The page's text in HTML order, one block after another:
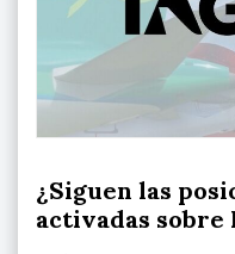
¿Siguen las
activadas sobre